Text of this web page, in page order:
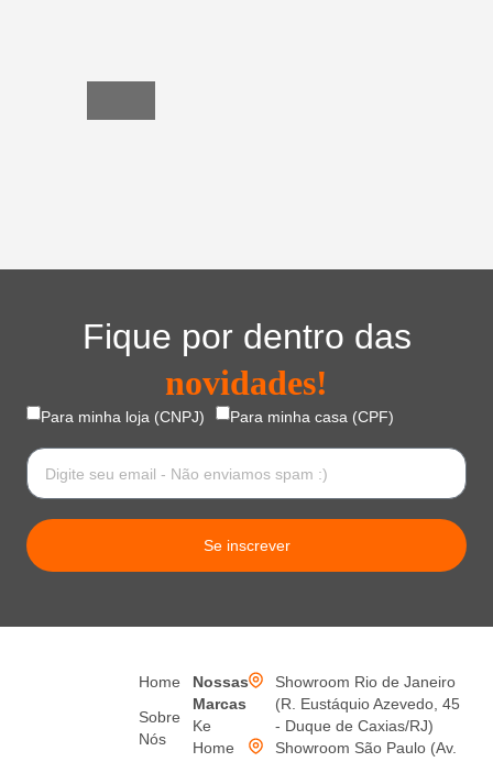
Fique por dentro das
novidades!
Para minha loja (CNPJ) Para minha casa (CPF)
Se inscrever
Home
Sobre
Nós
Nossas
Marcas
Ke
Home
Showroom Rio de Janeiro
(R. Eustáquio Azevedo, 45
- Duque de Caxias/RJ)
Showroom São Paulo (Av.